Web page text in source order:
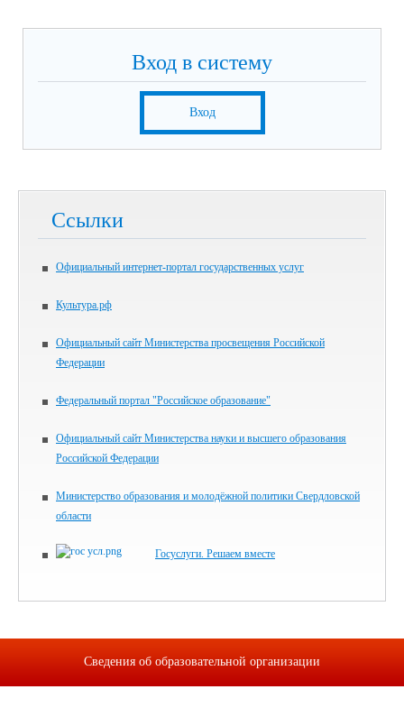
Вход в систему
Вход
Ссылки
Официальный интернет-портал государственных услуг
Культура.рф
Официальный сайт Министерства просвещения Российской
Федерации
Федеральный портал "Российское образование"
Официальный сайт Министерства науки и высшего образования
Российской Федерации
Министерство образования и молодёжной политики Свердловской
области
Госуслуги. Решаем вместе
Сведения об образовательной организации